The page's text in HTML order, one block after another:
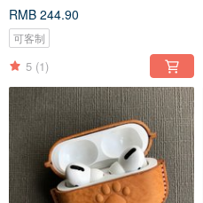
RMB 244.90
可客制
5 (1)